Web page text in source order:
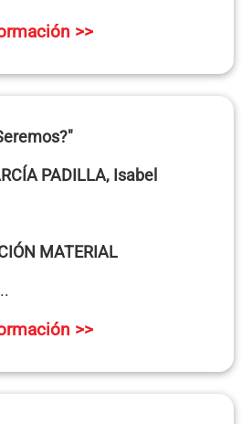
>>
PADILLA, Isabel
MATERIAL
>>